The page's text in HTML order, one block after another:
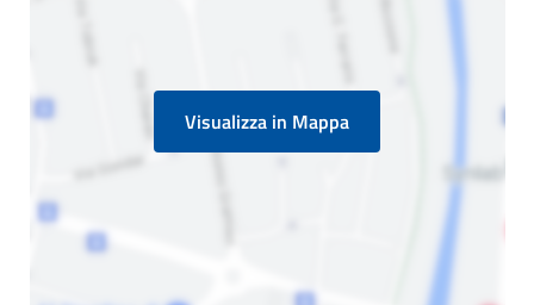
Visualizza in Mappa